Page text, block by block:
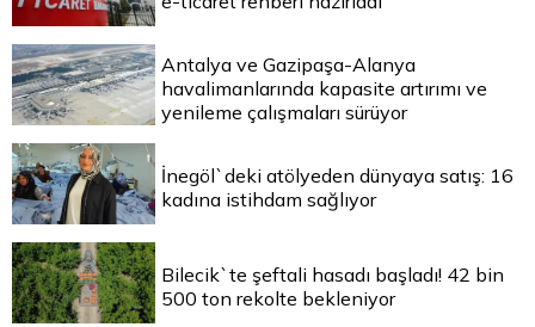
Antalya ve Gazipaşa-Alanya
havalimanlarında kapasite artırımı ve
yenileme çalışmaları sürüyor
İnegöl`deki atölyeden dünyaya satış: 16
kadına istihdam sağlıyor
Bilecik`te şeftali hasadı başladı! 42 bin
500 ton rekolte bekleniyor